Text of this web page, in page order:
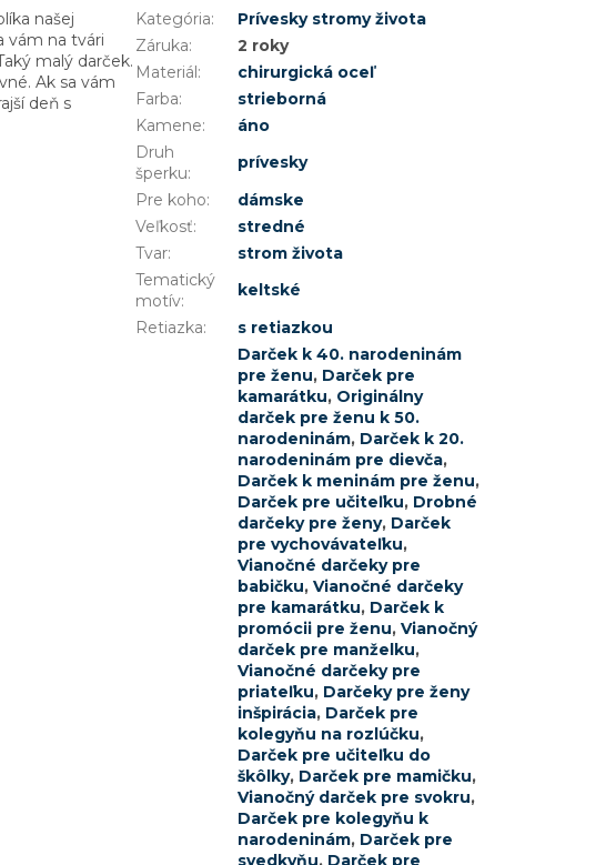
našej
vám na tvári
malý darček.
Ak sa vám
deň s
Kategória:
Prívesky stromy života
Záruka:
2 roky
Materiál:
chirurgická oceľ
Farba:
strieborná
Kamene:
áno
Druh
šperku:
prívesky
Pre koho:
dámske
Veľkosť:
stredné
Tvar:
strom života
Tematický
motív:
keltské
Retiazka: s retiazkou
Darček k 40. narodeninám
pre ženu, Darček pre
kamarátku, Originálny
darček pre ženu k 50.
narodeninám, Darček k 20.
narodeninám pre dievča,
Darček k meninám pre ženu,
Darček pre učiteľku, Drobné
darčeky pre ženy, Darček
pre vychovávateľku,
Vianočné darčeky pre
babičku, Vianočné darčeky
pre kamarátku, Darček k
promócii pre ženu, Vianočný
darček pre manželku,
Vianočné darčeky pre
priateľku, Darčeky pre ženy
inšpirácia, Darček pre
kolegyňu na rozlúčku,
Darček pre učiteľku do
škôlky, Darček pre mamičku,
Vianočný darček pre svokru,
Darček pre kolegyňu k
narodeninám, Darček pre
svedkyňu, Darček pre